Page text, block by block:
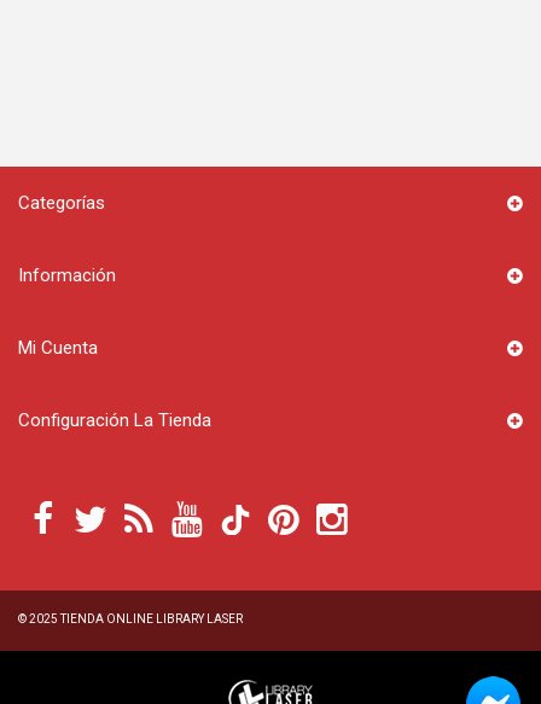
Categorías
Información
© 2025TIENDA ONLINE LIBRARY LASER
Mi Cuenta
Configuración La Tienda